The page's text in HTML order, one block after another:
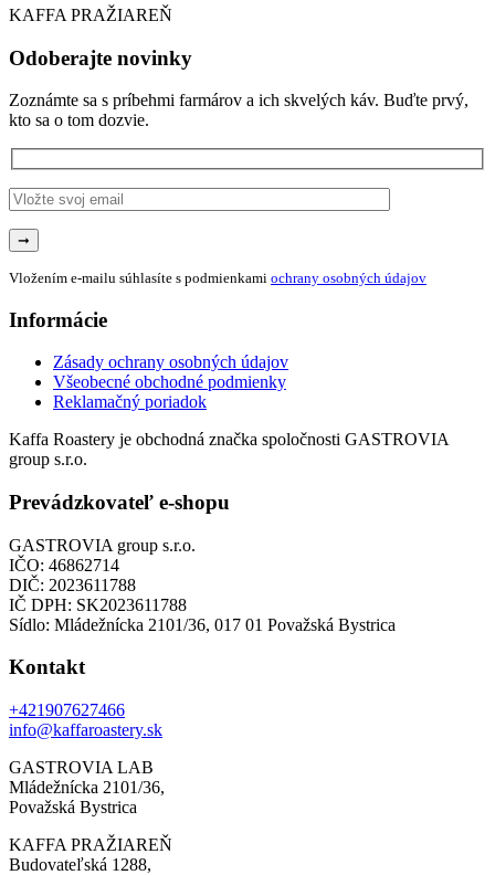
KAFFA PRAŽIAREŇ
Odoberajte novinky
Zoznámte sa s príbehmi farmárov a ich skvelých káv. Buďte prvý,
kto sa o tom dozvie.
Vložením e-mailu súhlasíte s podmienkami ochrany osobných údajov
Informácie
Zásady ochrany osobných údajov
Všeobecné obchodné podmienky
Reklamačný poriadok
Kaffa Roastery je obchodná značka spoločnosti GASTROVIA
group s.r.o.
Prevádzkovateľ e-shopu
GASTROVIA group s.r.o.
IČO: 46862714
DIČ: 2023611788
IČ DPH: SK2023611788
Sídlo: Mládežnícka 2101/36, 017 01 Považská Bystrica
Kontakt
+421907627466
info@kaffaroastery.sk
GASTROVIA LAB
Mládežnícka 2101/36,
Považská Bystrica
KAFFA PRAŽIAREŇ
Budovateľská 1288,